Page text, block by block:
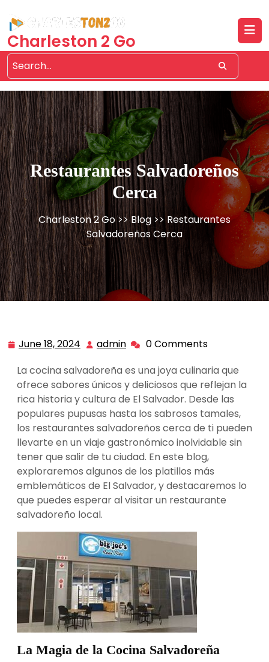
content
Charleston 2 Go
Restaurantes Salvadoreños
Cerca
Charleston 2 Go>>Blog >> Restaurantes
Salvadoreños Cerca
June 18, 2024 June
2024
admin admin0 Comments
La cocina salvadoreña es una joya culinaria que
ofrece sabores únicos y deliciosos que reflejan la
rica historia y cultura de El Salvador. Desde las
populares pupusas hasta los sabrosos tamales,
los restaurantes salvadoreños cerca de ti pueden
llevarte en un viaje gastronómico inolvidable sin
tener que salir de tu ciudad. En este blog,
exploraremos algunos de los platillos más
emblemáticos de El Salvador, y destacaremos lo
que puedes esperar al visitar un restaurante
salvadoreño local.
La Magia de la Cocina Salvadoreña